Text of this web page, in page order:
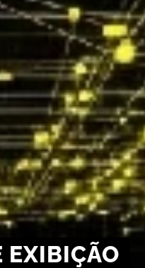
EXIBIÇÃO